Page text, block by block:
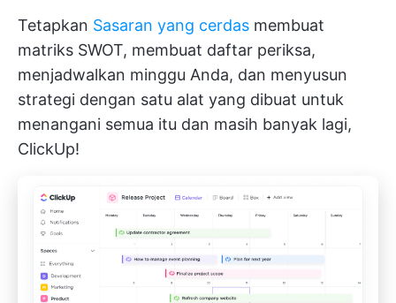
Tetapkan Sasaran yang cerdas membuat
matriks SWOT, membuat daftar periksa,
menjadwalkan minggu Anda, dan menyusun
strategi dengan satu alat yang dibuat untuk
menangani semua itu dan masih banyak lagi,
ClickUp!